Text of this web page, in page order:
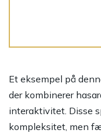
Et eksempel på
der kombinerer
interaktivitet. Disse
kompleksitet, men